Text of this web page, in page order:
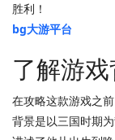
胜利！
bg大游平台
了解游
在攻略这款游戏之
背景是以三国时期